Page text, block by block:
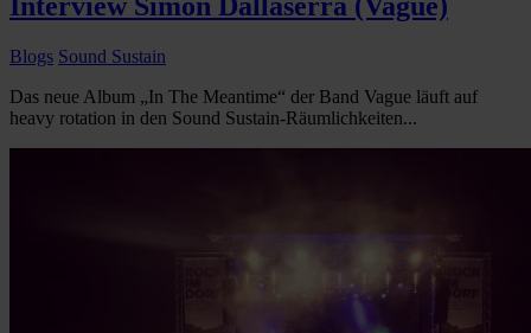
Blogs Sound Sustain
Das neue Album „In The Meantime“ der Band Vague läuft auf
heavy rotation in den Sound Sustain-Räumlichkeiten...